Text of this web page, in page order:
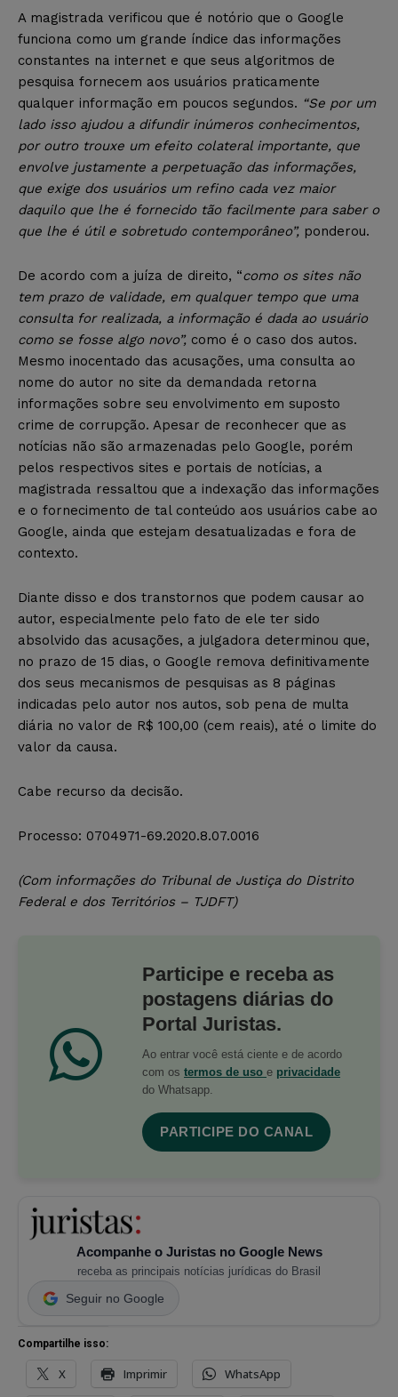
A magistrada verificou que é notório que o Google
funciona como um grande índice das informações
constantes na internet e que seus algoritmos de
pesquisa fornecem aos usuários praticamente
qualquer informação em poucos segundos. “Se por um
lado isso ajudou a difundir inúmeros conhecimentos,
por outro trouxe um efeito colateral importante, que
envolve justamente a perpetuação das informações,
que exige dos usuários um refino cada vez maior
daquilo que lhe é fornecido tão facilmente para saber o
que lhe é útil e sobretudo contemporâneo”, ponderou.
De acordo com a juíza de direito, “como os sites não
tem prazo de validade, em qualquer tempo que uma
consulta for realizada, a informação é dada ao usuário
como se fosse algo novo”, como é o caso dos autos.
Mesmo inocentado das acusações, uma consulta ao
nome do autor no site da demandada retorna
informações sobre seu envolvimento em suposto
crime de corrupção. Apesar de reconhecer que as
notícias não são armazenadas pelo Google, porém
pelos respectivos sites e portais de notícias, a
magistrada ressaltou que a indexação das informações
e o fornecimento de tal conteúdo aos usuários cabe ao
Google, ainda que estejam desatualizadas e fora de
contexto.
Diante disso e dos transtornos que podem causar ao
autor, especialmente pelo fato de ele ter sido
absolvido das acusações, a julgadora determinou que,
no prazo de 15 dias, o Google remova definitivamente
dos seus mecanismos de pesquisas as 8 páginas
indicadas pelo autor nos autos, sob pena de multa
diária no valor de R$ 100,00 (cem reais), até o limite do
valor da causa.
Cabe recurso da decisão.
Processo: 0704971-69.2020.8.07.0016
(Com informações do Tribunal de Justiça do Distrito
Federal e dos Territórios – TJDFT)
Participe e receba as
postagens diárias do
Portal Juristas.
Ao entrar você está ciente e de acordo
com os termos de uso e privacidade
do Whatsapp.
PARTICIPE DO CANAL
Acompanhe o Juristas no Google News
receba as principais notícias jurídicas do Brasil
Seguir no Google
Compartilhe isso:
X Imprimir WhatsApp